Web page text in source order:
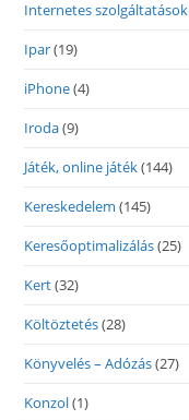
Internetes szolgáltatások
Ipar(19)
iPhone(4)
Iroda(9)
Játék, online játék(144)
Kereskedelem (145)
Keresőoptimalizálás(25)
Kert(32)
Költöztetés(28)
Könyvelés – Adózás(27)
Konzol(1)